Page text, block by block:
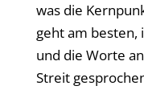
was die
geht am besten,
und die Worte
Streit